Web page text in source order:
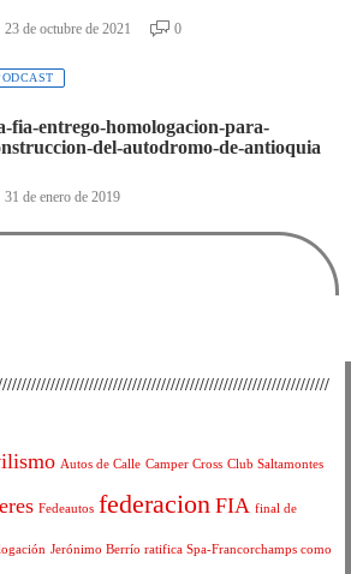
23 de octubre de 2021 0
fia-entrego-homologacion-para-
del-autodromo-de-antioquia
31 de enero de 2019
Autos de Calle Camper Cross Club Saltamontes
Fedeautos federacion FIA final de
Jerónimo Berrío ratifica Spa-Francorchamps como